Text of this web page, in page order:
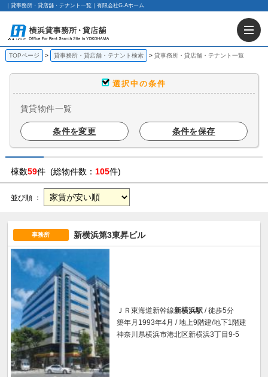
｜貸事務所・貸店舗・テナント一覧｜有限会社G.Aホーム
TOPページ 貸事務所・貸店舗・テナント検索 貸事務所・貸店舗・テナント一覧
選択中の条件
賃貸物件一覧
条件を変更 条件を保存
棟数59件 (総物件数： 105件)
並び順 ：
事務所 新横浜第3東昇ビル
ＪＲ東海道新幹線新横浜駅 / 徒歩5分
築年月1993年4月 / 地上9階建/地下1階建
神奈川県横浜市港北区新横浜3丁目9-5